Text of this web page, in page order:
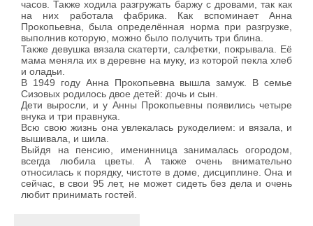
часов. Также ходила разгружать баржу с дровами, так как
на них работала фабрика. Как вспоминает Анна
Прокопьевна, была определённая норма при разгрузке,
выполнив которую, можно было получить три блина.
Также девушка вязала скатерти, салфетки, покрывала. Её
мама меняла их в деревне на муку, из которой пекла хлеб
и оладьи.
В 1949 году Анна Прокопьевна вышла замуж. В семье
Сизовых родилось двое детей: дочь и сын.
Дети выросли, и у Анны Прокопьевны появились четыре
внука и три правнука.
Всю свою жизнь она увлекалась рукоделием: и вязала, и
вышивала, и шила.
Выйдя на пенсию, именинница занималась огородом,
всегда любила цветы. А также очень внимательно
относилась к порядку, чистоте в доме, дисциплине. Она и
сейчас, в свои 95 лет, не может сидеть без дела и очень
любит принимать гостей.